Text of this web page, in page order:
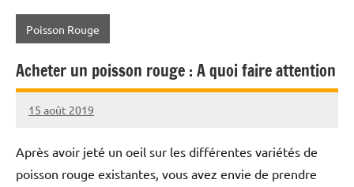
Poisson Rouge
Acheter un poisson rouge : A quoi faire attention
15 août 2019
Annie
Après avoir jeté un oeil sur les différentes variétés de
poisson rouge existantes, vous avez envie de prendre